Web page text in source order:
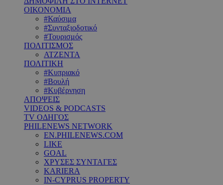
ΟΙΚΟΝΟΜΙΑ
#Καύσιμα
#Συνταξιοδοτικό
#Τουρισμός
ΠΟΛΙΤΙΣΜΟΣ
ΑΤΖΕΝΤΑ
ΠΟΛΙΤΙΚΗ
#Κυπριακό
#Βουλή
#Κυβέρνηση
ΑΠΟΨΕΙΣ
VIDEOS & PODCASTS
TV ΟΔΗΓΟΣ
PHILENEWS NETWORK
EN.PHILENEWS.COM
LIKE
GOAL
ΧΡΥΣΕΣ ΣΥΝΤΑΓΕΣ
KARIERA
IN-CYPRUS PROPERTY